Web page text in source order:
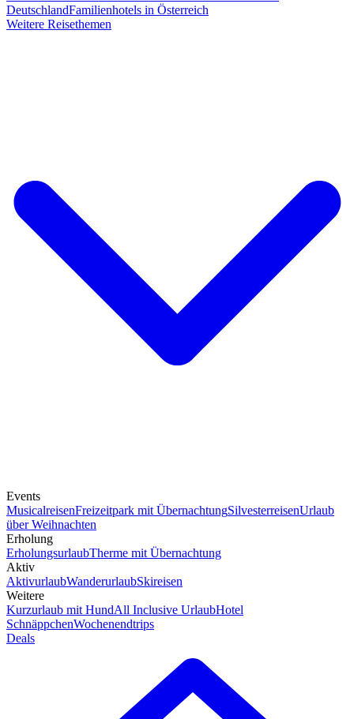
DeutschlandFamilienhotels in Österreich
Weitere Reisethemen
Events
MusicalreisenFreizeitpark mit ÜbernachtungSilvesterreisenUrlaub
über Weihnachten
Erholung
ErholungsurlaubTherme mit Übernachtung
Aktiv
AktivurlaubWanderurlaubSkireisen
Weitere
Kurzurlaub mit HundAll Inclusive UrlaubHotel
SchnäppchenWochenendtrips
Deals